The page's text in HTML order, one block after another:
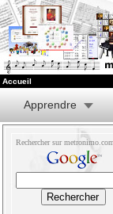
Accueil
Apprendre
Rechercher sur